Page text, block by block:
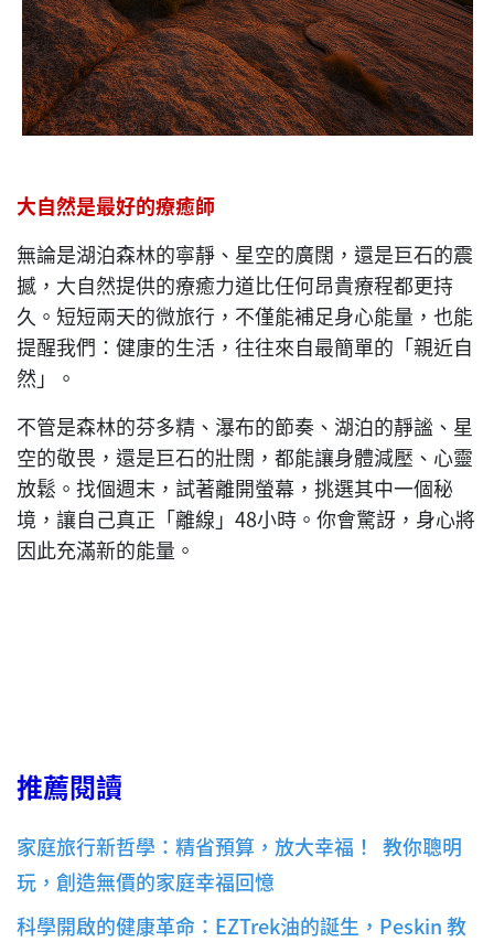
大自然是最好的療癒師
無論是湖泊森林的寧靜、星空的廣闊，還是巨石的震
撼，大自然提供的療癒力道比任何昂貴療程都更持
久。短短兩天的微旅行，不僅能補足身心能量，也能
提醒我們：健康的生活，往往來自最簡單的「親近自
然」。
不管是森林的芬多精、瀑布的節奏、湖泊的靜謐、星
空的敬畏，還是巨石的壯闊，都能讓身體減壓、心靈
放鬆。找個週末，試著離開螢幕，挑選其中一個秘
境，讓自己真正「離線」48小時。你會驚訝，身心將
因此充滿新的能量。
推薦閱讀
家庭旅行新哲學：精省預算，放大幸福！ 教你聰明
玩，創造無價的家庭幸福回憶
科學開啟的健康革命：EZTrek油的誕生，Peskin 教